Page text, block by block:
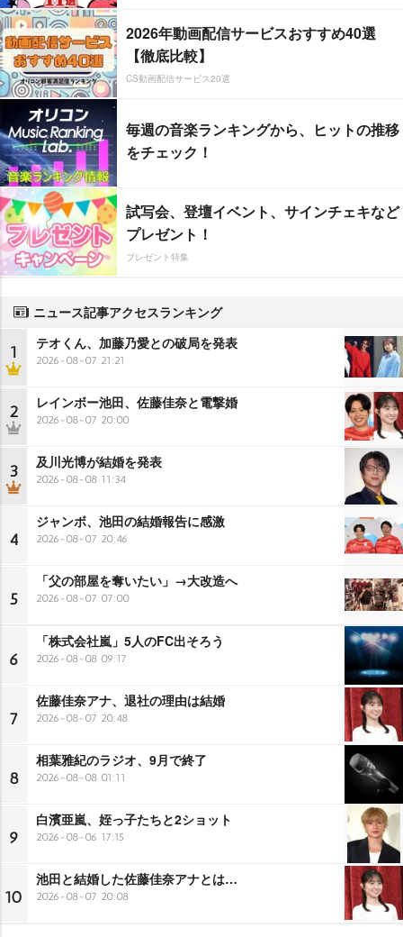
2026年動画配信サービスおすすめ40選
【徹底比較】
CS動画配信サービス20選
毎週の音楽ランキングから、ヒットの推移
をチェック！
試写会、登壇イベント、サインチェキなど
プレゼント！
プレゼント特集
ニュース記事アクセスランキング
1 テオくん、加藤乃愛との破局を発表
2026-08-07 21:21
2 レインボー池田、佐藤佳奈と電撃婚
2026-08-07 20:00
3 及川光博が結婚を発表
2026-08-08 11:34
4
ジャンボ、池田の結婚報告に感激
2026-08-07 20:46
5
「父の部屋を奪いたい」→大改造へ
2026-08-07 07:00
6
「株式会社嵐」5人のFC出そろう
2026-08-08 09:17
7
佐藤佳奈アナ、退社の理由は結婚
2026-08-07 20:48
8
相葉雅紀のラジオ、9月で終了
2026-08-08 01:11
9
白濱亜嵐、姪っ子たちと2ショット
2026-08-06 17:15
10
池田と結婚した佐藤佳奈アナとは…
2026-08-07 20:08